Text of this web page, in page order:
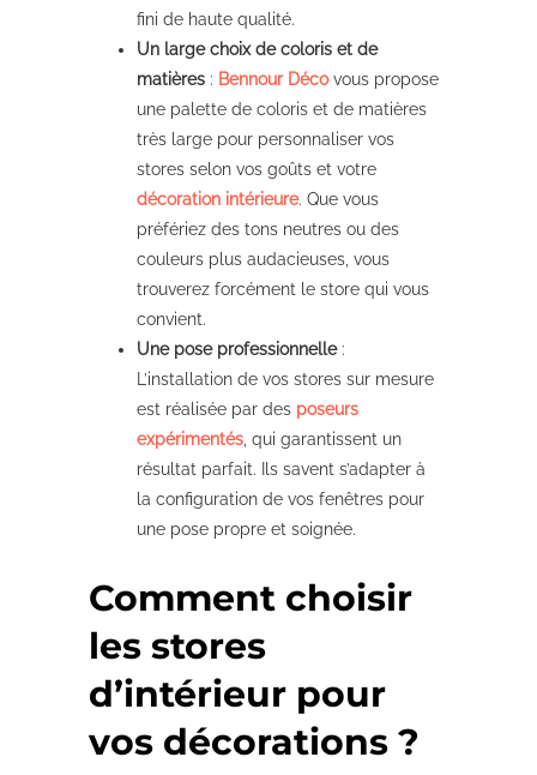
fini de haute qualité.
Un large choix de coloris et de
matières : Bennour Décovous propose
une palette de coloris et de matières
très large pour personnaliser vos
stores selon vos goûts et votre
décoration intérieure. Que vous
préfériez des tons neutres ou des
couleurs plus audacieuses, vous
trouverez forcément le store qui vous
convient.
Une pose professionnelle :
L’installation de vos stores sur mesure
est réalisée par des poseurs
expérimentés , qui garantissent un
résultat parfait. Ils savent s’adapter à
la configuration de vos fenêtres pour
une pose propre et soignée.
Comment choisir
les stores
d’intérieur pour
vos décorations ?